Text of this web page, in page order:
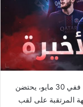
بلغ موسم كرة القدم للأندية مراحله الأخيرة؛ ففي 30 مايو، يحتضن
المرتقبة على لقب